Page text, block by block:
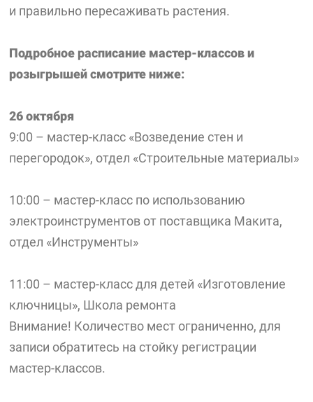
и правильно пересаживать растения.
Подробное расписание мастер-классов и
розыгрышей смотрите ниже:
26 октября
9:00 – мастер-класс «Возведение стен и
перегородок», отдел «Строительные материалы»
10:00 – мастер-класс по использованию
электроинструментов от поставщика Макита,
отдел «Инструменты»
11:00 – мастер-класс для детей «Изготовление
ключницы», Школа ремонта
Внимание! Количество мест ограниченно, для
записи обратитесь на стойку регистрации
мастер-классов.